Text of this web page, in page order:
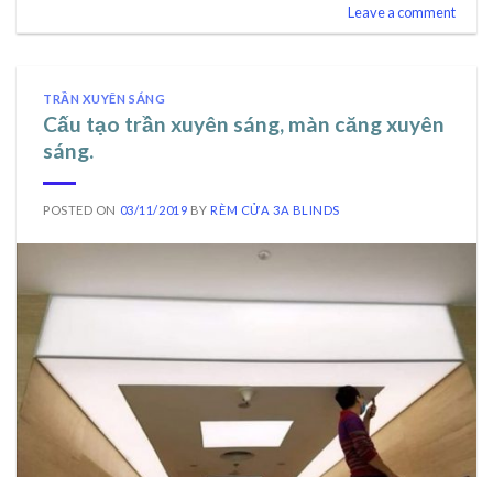
Leave a comment
TRẦN XUYÊN SÁNG
Cấu tạo trần xuyên sáng, màn căng xuyên
sáng.
POSTED ON 03/11/2019 BY RÈM CỬA 3A BLINDS